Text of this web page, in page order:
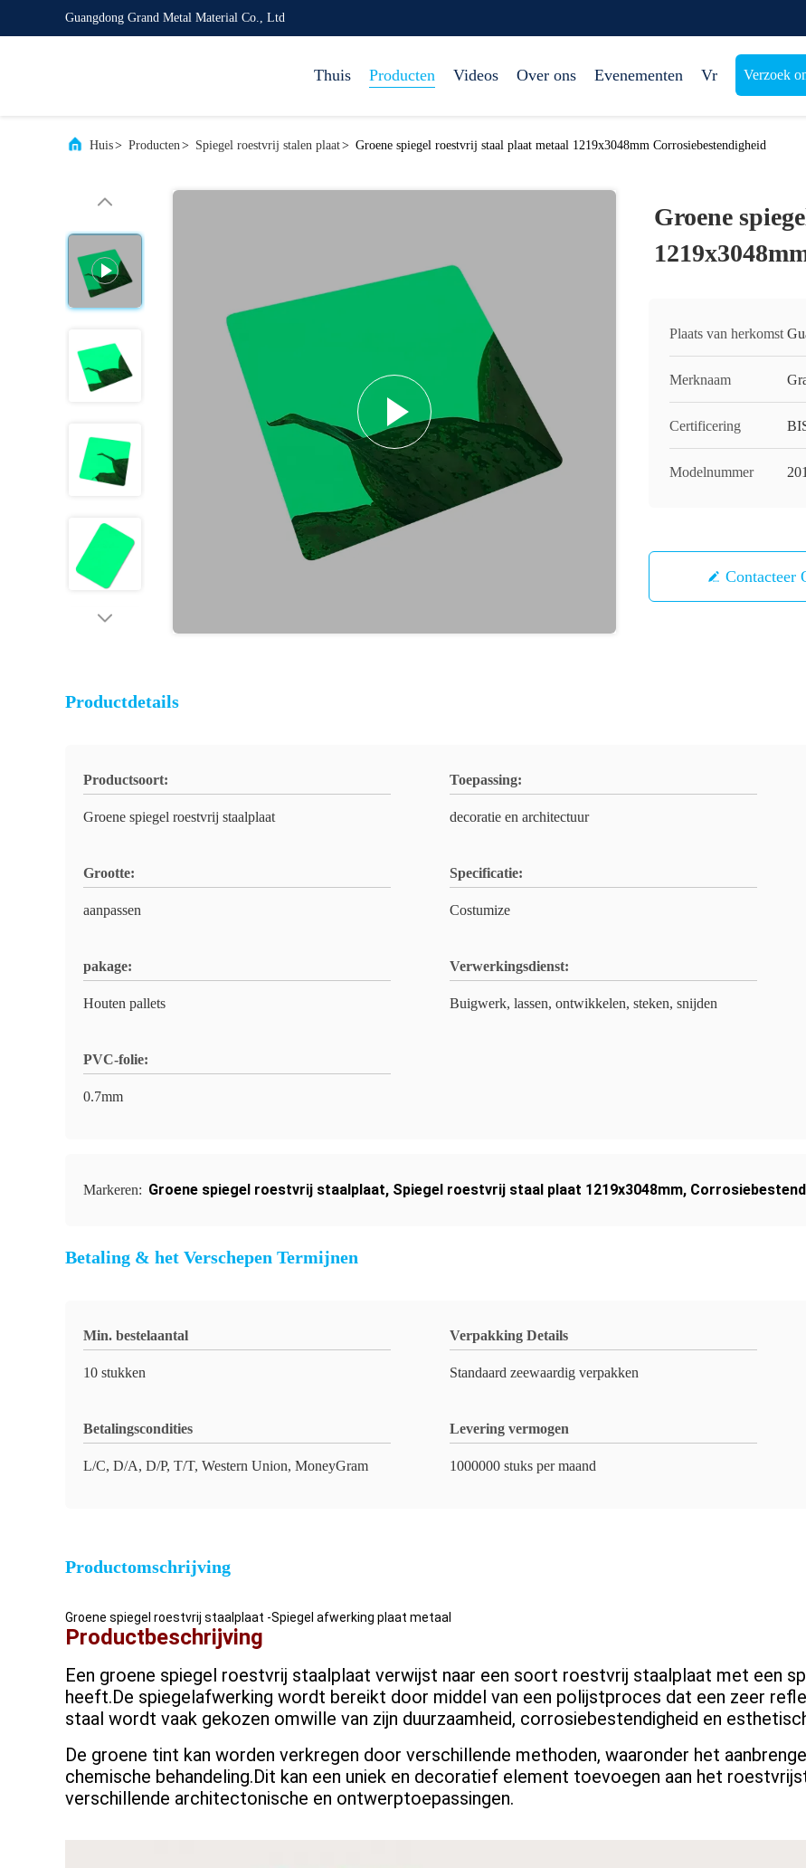
Guangdong Grand Metal Material Co., Ltd
Thuis Producten Videos Over ons Evenementen Vr Verzoek
Huis> Producten> Spiegel roestvrij stalen plaat> Groene spiegel roestvrij staal plaat metaal 1219x3048mm Corrosiebestendigheid
Groene
Plaats van herkomst
Merknaam
Certificering
Modelnummer
Contacteer
Productdetails
Productsoort:
Groene spiegel roestvrij staalplaat
Toepassing:
decoratie en architectuur
Grootte:
aanpassen
Specificatie:
Costumize
pakage:
Houten pallets
Verwerkingsdienst:
Buigwerk, lassen, ontwikkelen, steken, snijden
PVC-folie:
0.7mm
Markeren: Groene spiegel roestvrij staalplaat, Spiegel roestvrij staal plaat 1219x3048mm,
Betaling & het Verschepen Termijnen
Min. bestelaantal
10 stukken
Verpakking Details
Standaard zeewaardig verpakken
Betalingscondities
L/C, D/A, D/P, T/T, Western Union, MoneyGram
Levering vermogen
1000000 stuks per maand
Productomschrijving
Groene spiegel roestvrij staalplaat -Spiegel afwerking plaat metaal
Productbeschrijving
Een groene spiegel roestvrij staalplaat verwijst naar een soort roestvrij staalplaat met een
heeft.De spiegelafwerking wordt bereikt door middel van een polijstproces dat een zeer
staal wordt vaak gekozen omwille van zijn duurzaamheid, corrosiebestendigheid en
De groene tint kan worden verkregen door verschillende methoden, waaronder het
chemische behandeling.Dit kan een uniek en decoratief element toevoegen aan het
verschillende architectonische en ontwerptoepassingen.